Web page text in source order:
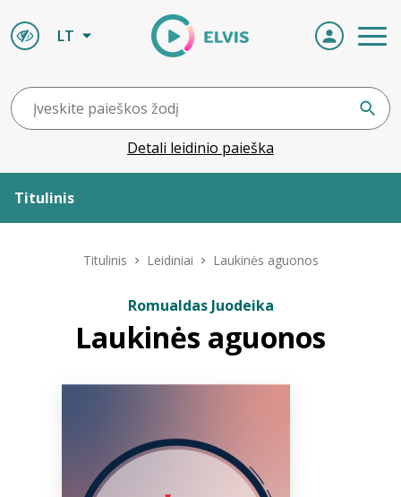
LT
Detali leidinio paieška
Titulinis
ELVIS atvyksta
Titulinis Leidiniai Laukinės aguonos
Romualdas Juodeika
Laukinės aguonos